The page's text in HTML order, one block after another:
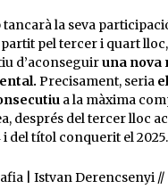
tancarà la seva
pel tercer i quart
d’aconseguiruna nova
Precisament, seria
a la màxima
després del tercer lloc
i del títol conquerit el 2025.
| Istvan Derencsenyi //